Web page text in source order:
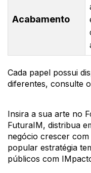
Acabamento
Cada papel possui
diferentes, consulte
Insira a sua arte no
FuturaIM, distribua
negócio crescer com
popular estratégia
públicos com